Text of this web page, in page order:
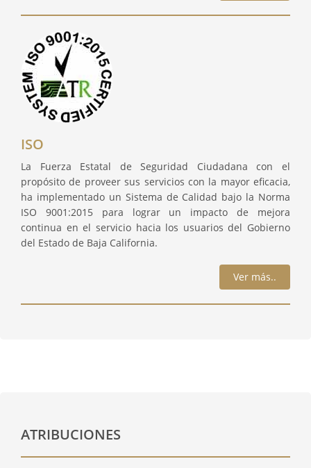
ISO
La Fuerza Estatal de Seguridad Ciudadana con el
propósito de proveer sus servicios con la mayor eficacia,
ha implementado un Sistema de Calidad bajo la Norma
ISO 9001:2015 para lograr un impacto de mejora
continua en el servicio hacia los usuarios del Gobierno
del Estado de Baja California.
Ver más..
ATRIBUCIONES